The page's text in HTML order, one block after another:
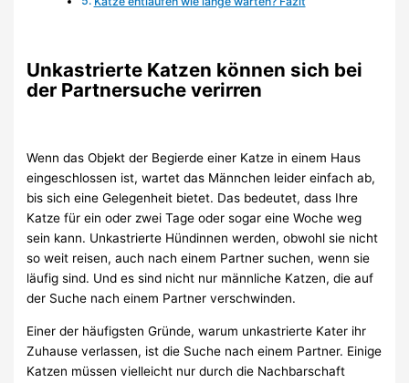
Unkastrierte Katzen können sich bei
der Partnersuche verirren
Wenn das Objekt der Begierde einer Katze in einem Haus
eingeschlossen ist, wartet das Männchen leider einfach ab,
bis sich eine Gelegenheit bietet. Das bedeutet, dass Ihre
Katze für ein oder zwei Tage oder sogar eine Woche weg
sein kann. Unkastrierte Hündinnen werden, obwohl sie nicht
so weit reisen, auch nach einem Partner suchen, wenn sie
läufig sind. Und es sind nicht nur männliche Katzen, die auf
der Suche nach einem Partner verschwinden.
Einer der häufigsten Gründe, warum unkastrierte Kater ihr
Zuhause verlassen, ist die Suche nach einem Partner. Einige
Katzen müssen vielleicht nur durch die Nachbarschaft